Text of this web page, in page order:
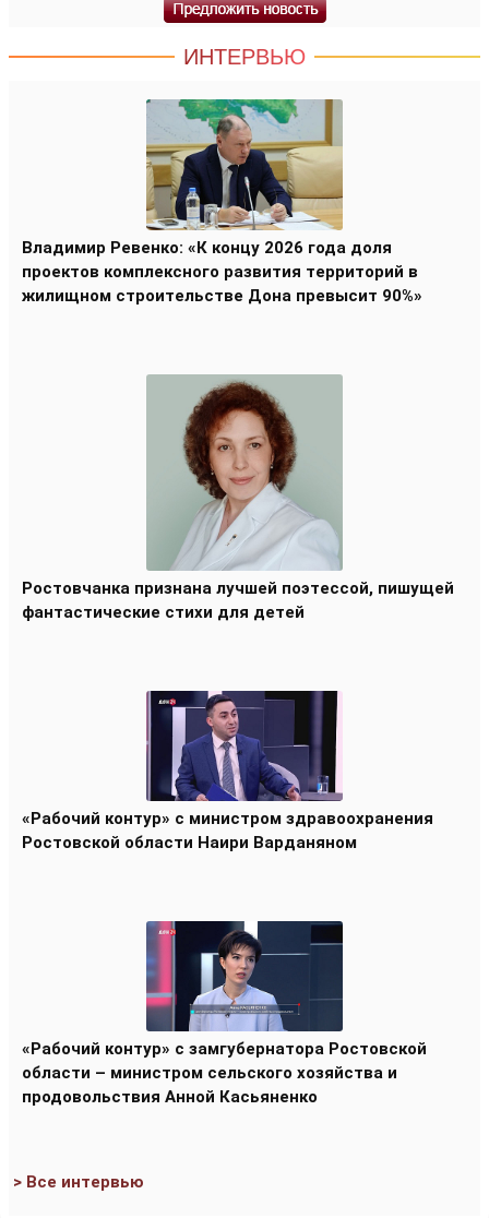
ИНТЕРВЬЮ
Владимир Ревенко: «К концу 2026 года доля
проектов комплексного развития территорий в
жилищном строительстве Дона превысит 90%»
Ростовчанка признана лучшей поэтессой, пишущей
фантастические стихи для детей
«Рабочий контур» с министром здравоохранения
Ростовской области Наири Варданяном
«Рабочий контур» с замгубернатора Ростовской
области – министром сельского хозяйства и
продовольствия Анной Касьяненко
> Все интервью